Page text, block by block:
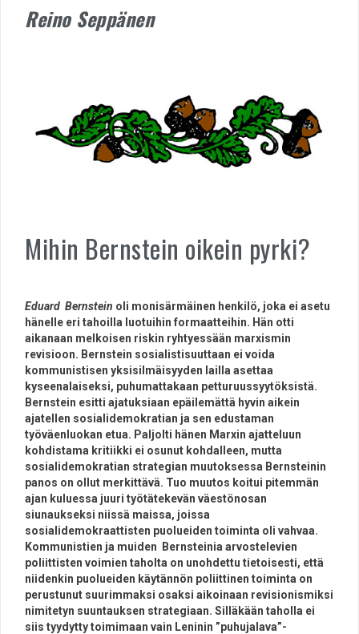
Reino Seppänen
Mihin Bernstein oikein pyrki?
Eduard Bernstein oli monisärmäinen henkilö, joka ei asetu
hänelle eri tahoilla luotuihin formaatteihin. Hän otti
aikanaan melkoisen riskin ryhtyessään marxismin
revisioon. Bernstein sosialistisuuttaan ei voida
kommunistisen yksisilmäisyyden lailla asettaa
kyseenalaiseksi, puhumattakaan petturuussyytöksistä.
Bernstein esitti ajatuksiaan epäilemättä hyvin aikein
ajatellen sosialidemokratian ja sen edustaman
työväenluokan etua. Paljolti hänen Marxin ajatteluun
kohdistama kritiikki ei osunut kohdalleen, mutta
sosialidemokratian strategian muutoksessa Bernsteinin
panos on ollut merkittävä. Tuo muutos koitui pitemmän
ajan kuluessa juuri työtätekevän väestönosan
siunaukseksi niissä maissa, joissa
sosialidemokraattisten puolueiden toiminta oli vahvaa.
Kommunistien ja muiden Bernsteinia arvostelevien
poliittisten voimien taholta on unohdettu tietoisesti, että
niidenkin puolueiden käytännön poliittinen toiminta on
perustunut suurimmaksi osaksi aikoinaan revisionismiksi
nimitetyn suuntauksen strategiaan. Silläkään taholla ei
siis tyydytty toimimaan vain Leninin ”puhujalava”-